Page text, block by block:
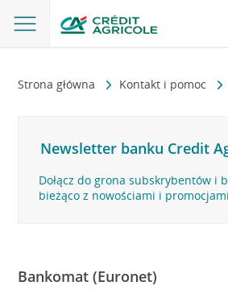
Strona główna Kontakt i pomoc
Newsletter banku Credit
Dołącz do grona subskrybentów i
bieżąco z nowościami i promocjami
Bankomat (Euronet)